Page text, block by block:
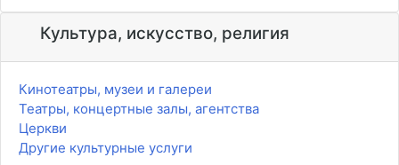
Культура, искусство, религия
Кинотеатры, музеи и галереи
Театры, концертные залы, агентства
Церкви
Другие культурные услуги